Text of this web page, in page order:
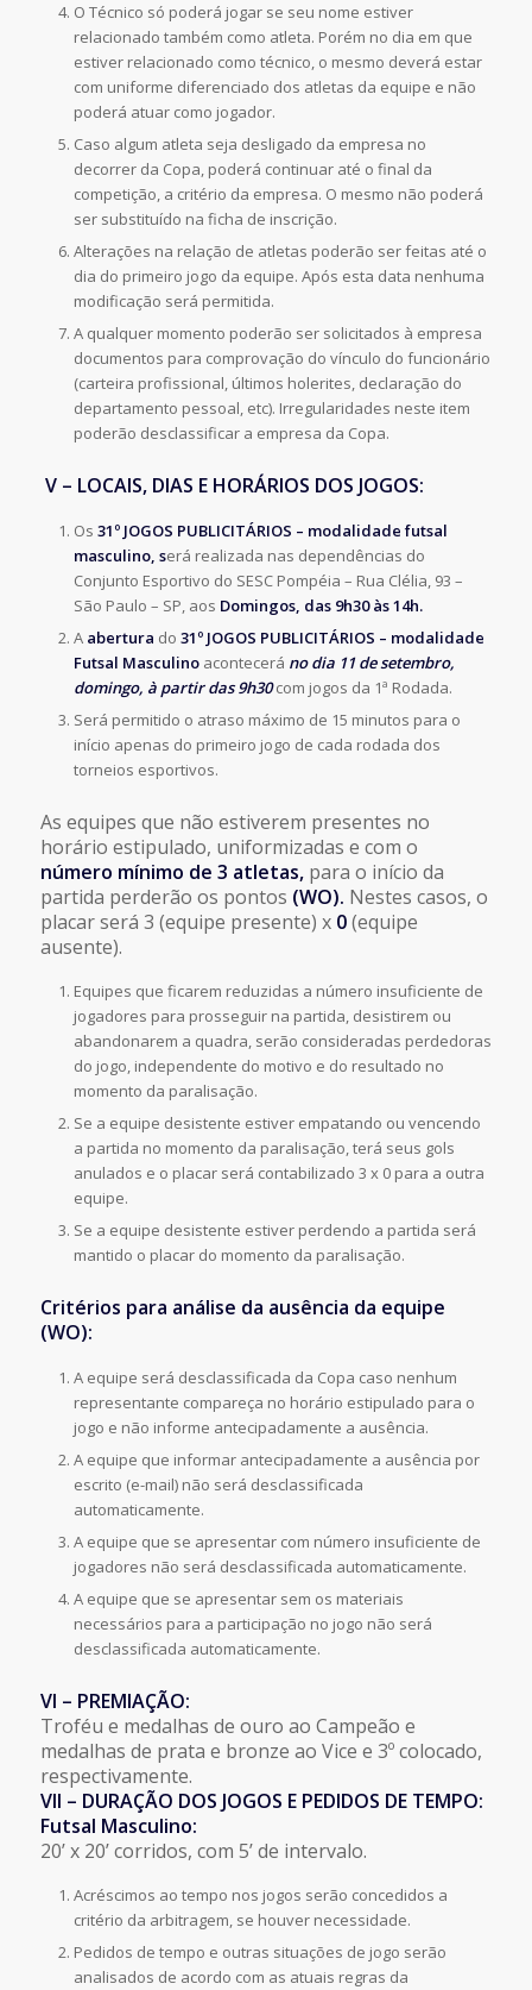
O Técnico só poderá jogar se seu nome estiver
relacionado também como atleta. Porém no dia em que
estiver relacionado como técnico, o mesmo deverá estar
com uniforme diferenciado dos atletas da equipe e não
poderá atuar como jogador.
Caso algum atleta seja desligado da empresa no
decorrer da Copa, poderá continuar até o final da
competição, a critério da empresa. O mesmo não poderá
ser substituído na ficha de inscrição.
Alterações na relação de atletas poderão ser feitas até o
dia do primeiro jogo da equipe. Após esta data nenhuma
modificação será permitida.
A qualquer momento poderão ser solicitados à empresa
documentos para comprovação do vínculo do funcionário
(carteira profissional, últimos holerites, declaração do
departamento pessoal, etc). Irregularidades neste item
poderão desclassificar a empresa da Copa.
V – LOCAIS, DIAS E HORÁRIOS DOS JOGOS:
Os 31º JOGOS PUBLICITÁRIOS – modalidade futsal
masculino, será realizada nas dependências do
Conjunto Esportivo do SESC Pompéia – Rua Clélia, 93 –
São Paulo – SP, aos Domingos, das 9h30 às 14h.
A abertura do 31º JOGOS PUBLICITÁRIOS – modalidade
Futsal Masculinoacontecerá no dia 11 de setembro,
domingo, à partir das 9h30 com jogos da 1ª Rodada.
Será permitido o atraso máximo de 15 minutos para o
início apenas do primeiro jogo de cada rodada dos
torneios esportivos.
As equipes que não estiverem presentes no
horário estipulado, uniformizadas e com o
número mínimo de 3 atletas, para o início da
partida perderão os pontos (WO). Nestes casos, o
placar será 3 (equipe presente) x 0(equipe
ausente).
Equipes que ficarem reduzidas a número insuficiente de
jogadores para prosseguir na partida, desistirem ou
abandonarem a quadra, serão consideradas perdedoras
do jogo, independente do motivo e do resultado no
momento da paralisação.
Se a equipe desistente estiver empatando ou vencendo
a partida no momento da paralisação, terá seus gols
anulados e o placar será contabilizado 3 x 0 para a outra
equipe.
Se a equipe desistente estiver perdendo a partida será
mantido o placar do momento da paralisação.
Critérios para análise da ausência da equipe
(WO):
A equipe será desclassificada da Copa caso nenhum
representante compareça no horário estipulado para o
jogo e não informe antecipadamente a ausência.
A equipe que informar antecipadamente a ausência por
escrito (e-mail) não será desclassificada
automaticamente.
A equipe que se apresentar com número insuficiente de
jogadores não será desclassificada automaticamente.
A equipe que se apresentar sem os materiais
necessários para a participação no jogo não será
desclassificada automaticamente.
VI – PREMIAÇÃO:
Troféu e medalhas de ouro ao Campeão e
medalhas de prata e bronze ao Vice e 3º colocado,
respectivamente.
VII – DURAÇÃO DOS JOGOS E PEDIDOS DE TEMPO:
Futsal Masculino:
20’ x 20’ corridos, com 5’ de intervalo.
Acréscimos ao tempo nos jogos serão concedidos a
critério da arbitragem, se houver necessidade.
Pedidos de tempo e outras situações de jogo serão
analisados de acordo com as atuais regras da